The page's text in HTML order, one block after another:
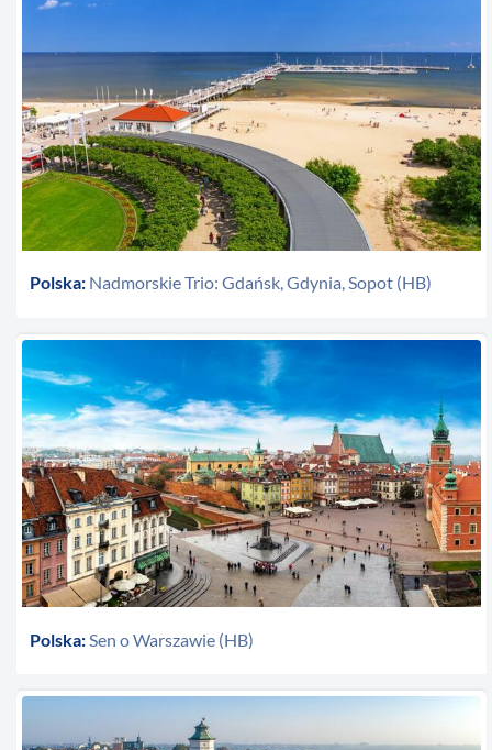
Polska: Nadmorskie Trio: Gdańsk, Gdynia, Sopot (HB)
Polska:Sen o Warszawie (HB)